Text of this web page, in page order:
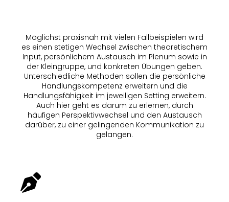
Möglichst praxisnah mit vielen Fallbeispielen wird
es einen stetigen Wechsel zwischen theoretischem
Input, persönlichem Austausch im Plenum sowie in
der Kleingruppe, und konkreten Übungen geben.
Unterschiedliche Methoden sollen die persönliche
Handlungskompetenz erweitern und die
Handlungsfähigkeit im jeweiligen Setting erweitern.
Auch hier geht es darum zu erlernen, durch
häufigen Perspektivwechsel und den Austausch
darüber, zu einer gelingenden Kommunikation zu
gelangen.